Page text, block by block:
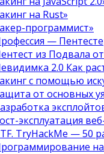
на Rust»
программист»
—
из Подвала
2.0 Как
с помощью
от основных
эксплуатация
TryHackMe — 50